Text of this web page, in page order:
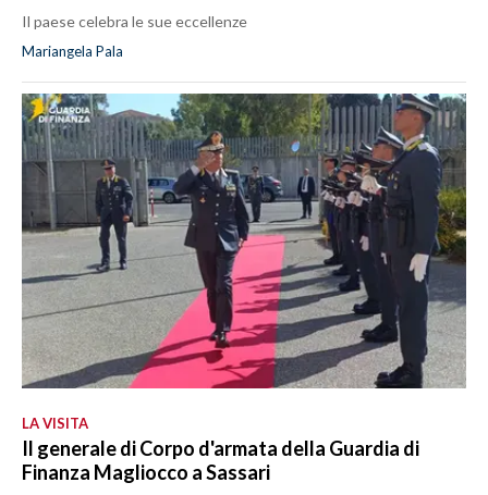
Il paese celebra le sue eccellenze
Mariangela Pala
LA VISITA
Il generale di Corpo d'armata della Guardia di
Finanza Magliocco a Sassari